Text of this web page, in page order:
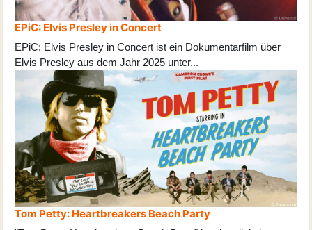
EPiC: Elvis Presley in Concert
EPiC: Elvis Presley in Concert ist ein Dokumentarfilm über
Elvis Presley aus dem Jahr 2025 unter...
Tom Petty: Heartbreakers Beach Party